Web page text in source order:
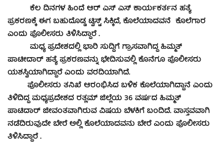
ಕೆಲ ದಿನಗಳ ಹಿಂದೆ ಆರ್ ಎಸ್ ಎಸ್ ಕಾರ್ಯಕರ್ತನ ಹತ್ಯೆ
ಪ್ರಕರಣಕ್ಕೆ ಈಗ ಬಹುದೊಡ್ಡ ಟ್ವಿಸ್ಟ್ ಸಿಕ್ಕಿದೆ, ಕೊಲೆಯಾದವನೆ ಕೊಲೆಗಾರ
ಎಂದು ಪೊಲೀಸರು ತಿಳಿಸಿದ್ದಾರೆ .
ಮಧ್ಯ ಪ್ರದೇಶದಲ್ಲಿ ಭಾರಿ ಸುದ್ದಿಗೆ ಗ್ರಾಸವಾಗಿದ್ದ ಹಿಮ್ಮತ್
ಪಾಟೀದಾರ್​ ಹತ್ಯೆ ಪ್ರಕರಣವನ್ನು ಭೇದಿಸುವಲ್ಲಿ ಕೊನೆಗೂ ಪೊಲೀಸರು
ಯಶಸ್ವಿಯಾಗಿದ್ದಾರೆ ಎಂದು ವರದಿಯಾಗಿದೆ.
ಪೊಲೀಸರು ತನಿಖೆ ಆರಂಭಿಸಿದ ಬಳಿಕ ಕೊಲೆಯಾಗಿದ್ದಾನೆ ಎಂದು
ತಿಳಿದಿದ್ದ ಮಧ್ಯಪ್ರದೇಶದ ರತ್ಲಮ್ ಜಿಲ್ಲೆಯ 36 ವರ್ಷದ ಹಿಮ್ಮತ್
ಪಾಟಿದಾರ್ ಜೀವಂತವಾಗಿರುವ ವಿಷಯ ಬೆಳಕಿಗೆ ಬಂದಿದೆ. ವಾಸ್ತವವಾಗಿ
ನಡೆದಿರುವುದೇ ಬೇರೆ ಅಲ್ಲಿ ಕೊಲೆಯಾದವನು ಬೇರೆ ಎಂದು ಪೊಲೀಸರು
ತಿಳಿಸಿದ್ದಾರೆ .